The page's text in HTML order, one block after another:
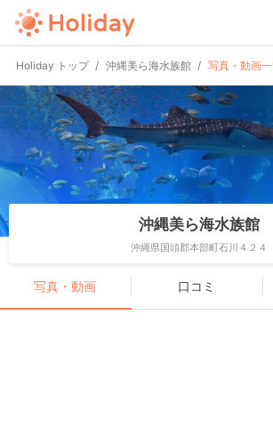
Holiday トップ 沖縄美ら海水族館 写真・動画
沖縄美ら海水族館
沖縄県国頭郡本部町石川４２４
写真・動画 口コミ